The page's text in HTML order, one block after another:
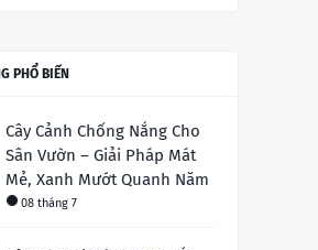
PHỔ BIẾN
Cây Cảnh Chống Nắng Cho
Sân Vườn – Giải Pháp Mát
Mẻ, Xanh Mướt Quanh Năm
08 tháng 7